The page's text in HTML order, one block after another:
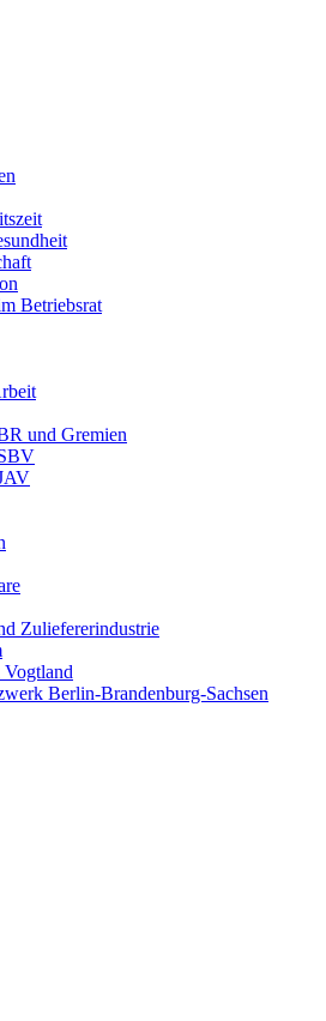
Betriebsrat
und Gremien
Zuliefererindustrie
Berlin-Brandenburg-Sachsen